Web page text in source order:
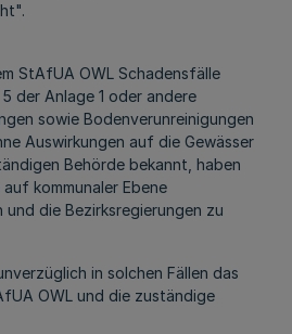
StAfUA OWL Schadensfälle
der Anlage 1 oder andere
sowie Bodenverunreinigungen
Auswirkungen auf die Gewässer
Behörde bekannt, haben
kommunaler Ebene
die Bezirksregierungen zu
in solchen Fällen das
OWL und die zuständige